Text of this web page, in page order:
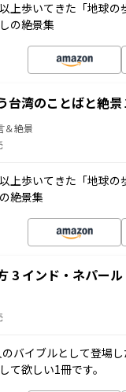
上歩いてきた「地球
の絶景集
台湾のことばと絶景
＆絶景
上歩いてきた「地球
絶景集
3 インド・ネパール
バイブルとして登場
て欲しい1冊です。